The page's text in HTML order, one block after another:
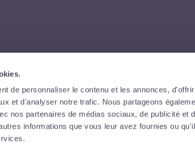
de personnaliser le contenu et les annonces,
et d'analyser notre trafic. Nous partageons
nos partenaires de médias sociaux, de publicité et
informations que vous leur avez fournies ou